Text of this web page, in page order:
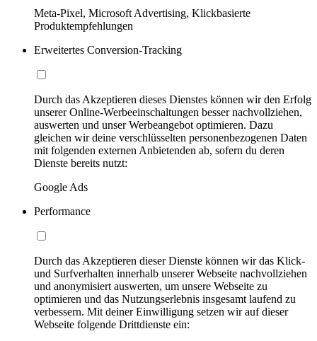
Meta-Pixel, Microsoft Advertising, Klickbasierte
Produktempfehlungen
Erweitertes Conversion-Tracking
Durch das Akzeptieren dieses Dienstes können wir den Erfolg
unserer Online-Werbeeinschaltungen besser nachvollziehen,
auswerten und unser Werbeangebot optimieren. Dazu
gleichen wir deine verschlüsselten personenbezogenen Daten
mit folgenden externen Anbietenden ab, sofern du deren
Dienste bereits nutzt:
Google Ads
Performance
Durch das Akzeptieren dieser Dienste können wir das Klick-
und Surfverhalten innerhalb unserer Webseite nachvollziehen
und anonymisiert auswerten, um unsere Webseite zu
optimieren und das Nutzungserlebnis insgesamt laufend zu
verbessern. Mit deiner Einwilligung setzen wir auf dieser
Webseite folgende Drittdienste ein: